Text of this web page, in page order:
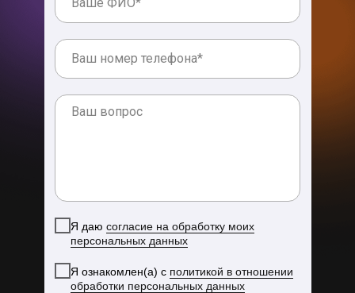
Я даю согласие на обработку моих
персональных данных
Я ознакомлен(а) с политикой в отношении
обработки персональных данных